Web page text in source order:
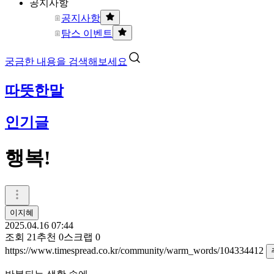
공지사항
공지사항
탐스 이벤트
궁금한 내용을 검색해보세요
따뜻한말
인기글
행복!
이지혜
2025.04.16 07:44
조회 21 추천 0스크랩 0
https://www.timespread.co.kr/community/warm_words/104334412